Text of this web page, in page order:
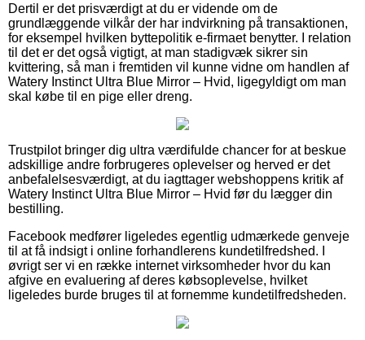
Dertil er det prisværdigt at du er vidende om de
grundlæggende vilkår der har indvirkning på transaktionen,
for eksempel hvilken byttepolitik e-firmaet benytter. I relation
til det er det også vigtigt, at man stadigvæk sikrer sin
kvittering, så man i fremtiden vil kunne vidne om handlen af
Watery Instinct Ultra Blue Mirror – Hvid, ligegyldigt om man
skal købe til en pige eller dreng.
Trustpilot bringer dig ultra værdifulde chancer for at beskue
adskillige andre forbrugeres oplevelser og herved er det
anbefalelsesværdigt, at du iagttager webshoppens kritik af
Watery Instinct Ultra Blue Mirror – Hvid før du lægger din
bestilling.
Facebook medfører ligeledes egentlig udmærkede genveje
til at få indsigt i online forhandlerens kundetilfredshed. I
øvrigt ser vi en række internet virksomheder hvor du kan
afgive en evaluering af deres købsoplevelse, hvilket
ligeledes burde bruges til at fornemme kundetilfredsheden.